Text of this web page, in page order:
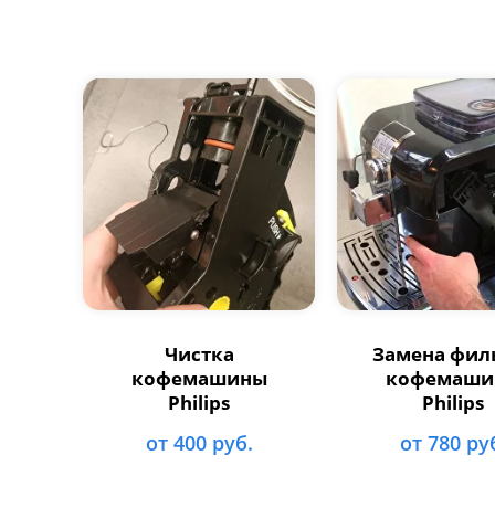
Замена
Philips
от 780
Чистка
кофемашины
Philips
от 400 руб.